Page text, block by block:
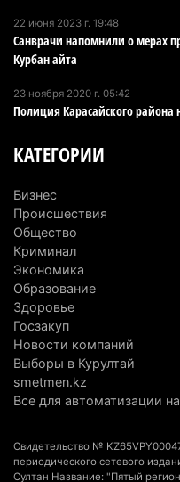
В Alatau City Authority
4 августа 2026 г. 20:22
университеты в
4 августа 2026 г. 15:11
В Алматинской
председателя
4 августа 2026 г. 14:29
В Алматинской
потушить пожар в
4 августа 2026 г. 13:02
В Алматы
4 августа 2026 г. 12:06
22 июня 2023 г. 19:48
Санврачи напомнили о мерах
Курбан айта
23 ноября 2020 г. 05:42
Полиция Карасайского
КАТЕГОРИИ
Бизнес
Происшествия
Общество
Криминал
Экономика
Образование
Здоровье
Госзакуп
Новости компаний
Выборы в Курултай
smetmen.kz
Все для автоматизации
Свидетельство №
периодического сетевого
Султан Название: "Пятый